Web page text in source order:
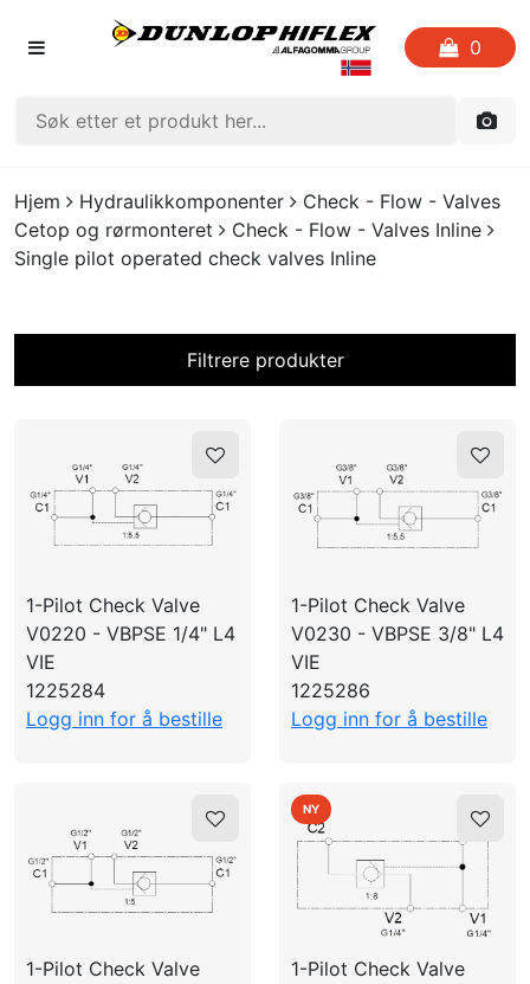
0
FORSIDEN
LISTE OVER FAVORITTER
UTGÅENDE VARE
LOGG INN
OPPRETTE PROFIL
Hjem Hydraulikkomponenter
Check - Flow - Valves
Cetop og rørmonteret
Check - Flow - Valves Inline
Single pilot operated check valves Inline
Filtrere produkter
Marchesini
1 : 5
1/4"
3/8"
1/2"
350
1-Pilot Check Valve
2-Pilot Check Valve
350
1-Pilot Check Valve
V0220 - VBPSE 1/4" L4
VIE
1225284
Logg inn for å bestille
1-Pilot Check Valve
V0230 - VBPSE 3/8" L4
VIE
1225286
Logg inn for å bestille
1-Pilot Check Valve
NY
1-Pilot Check Valve